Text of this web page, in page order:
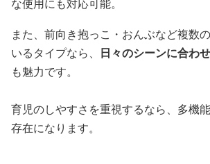
な使用にも対応可能。
また、前向き抱っこ・おんぶなど複数
いるタイプなら、 日々のシーンに合わ
も魅力です。
育児のしやすさを重視するなら、多機
存在になります。